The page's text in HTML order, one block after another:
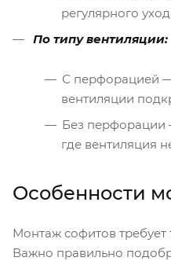
регулярного
По типу вентиляции:
С перфорацией
вентиляции
Без перфорации
где вентиляция
Особенности
Монтаж софитов требует
Важно правильно